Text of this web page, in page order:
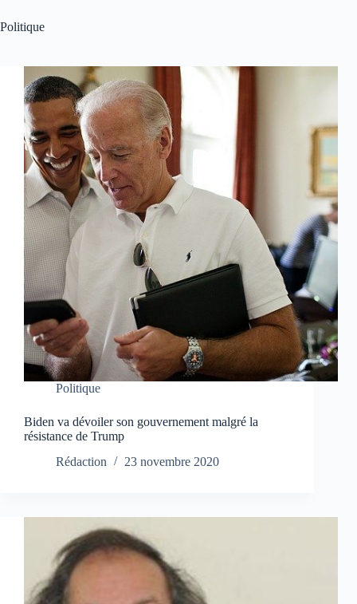
Politique
Politique
Biden va dévoiler son gouvernement malgré la
résistance de Trump
Rédaction
23 novembre 2020